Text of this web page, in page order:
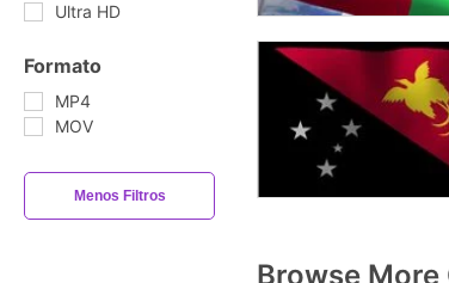
Ultra HD
Formato
MP4
MOV
Menos Filtros
Browse